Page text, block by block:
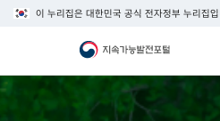
이 누리집은 대한민국 공식 전자정부 누리집